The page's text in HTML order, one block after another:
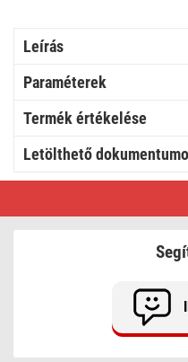
Leírás
Paraméterek
Termék értékelése
Letölthető